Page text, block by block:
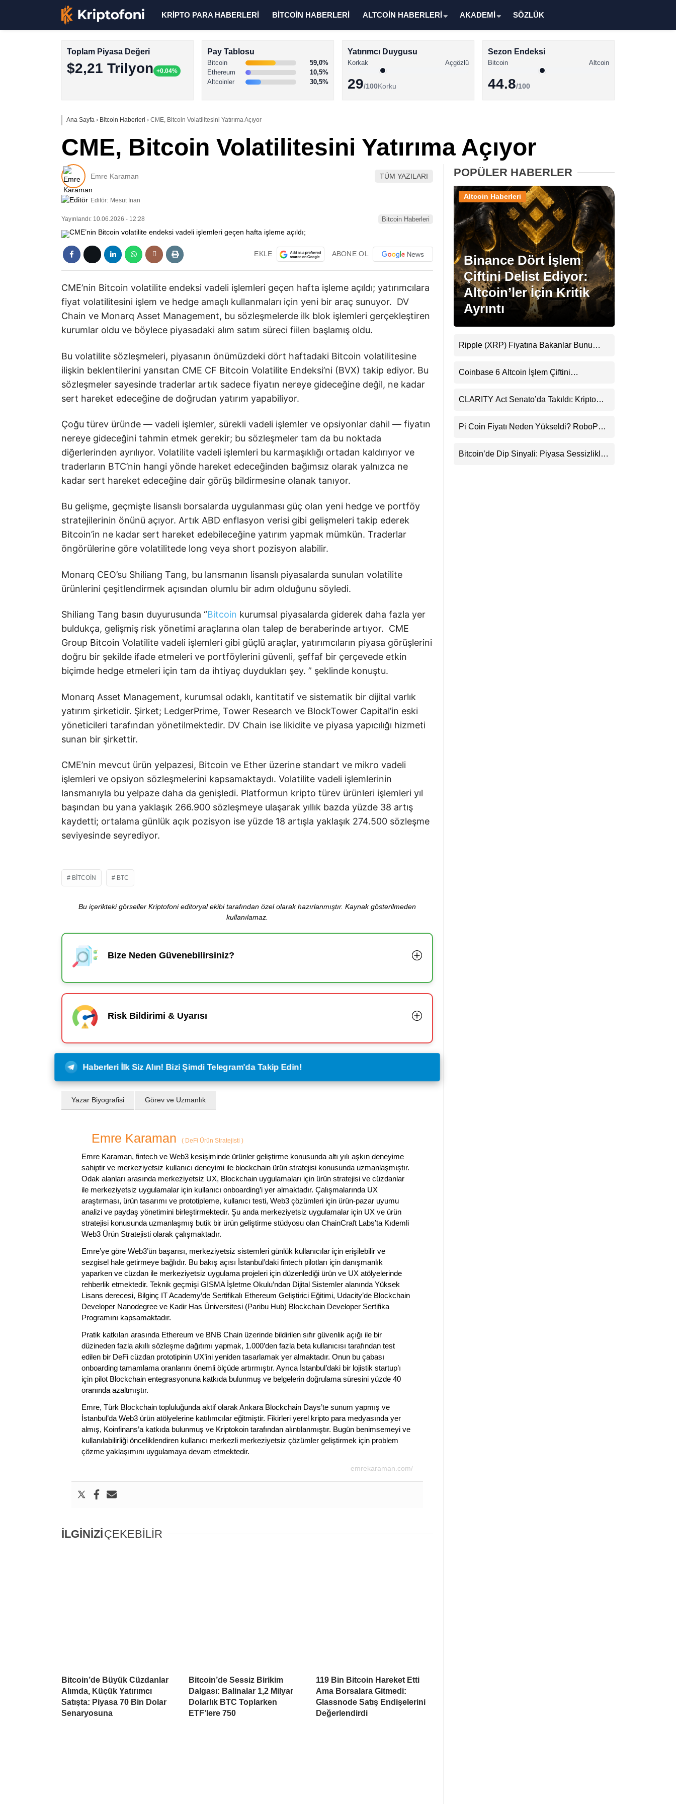
Solana Haberleri
XRP Haberleri
Memecoin Haberleri
Stablecoin Haberleri
Facebook
Instagram
TikTok
KRİPTO PARA HABERLERİ BİTCOİN HABERLERİ ALTCOİN HABERLERİ AKADEMİ SÖZLÜK
Toplam Piyasa Değeri
$2,21 Trilyon +0.04%
Pay Tablosu
Bitcoin
59,0%
Ethereum
10,5%
Altcoinler
30,5%
Yatırımcı Duygusu
Korkak Açgözlü
29/100Korku
Sezon Endeksi
Bitcoin Altcoin
44.8/100
Ana Sayfa › Bitcoin Haberleri › CME, Bitcoin Volatilitesini Yatırıma Açıyor
CME, Bitcoin Volatilitesini Yatırıma Açıyor
Emre Karaman TÜM YAZILARI
Editör: Mesut İnan
Yayınlandı: 10.06.2026 - 12:28 Bitcoin Haberleri
EKLE ABONE OL
CME’nin Bitcoin volatilite endeksi vadeli işlemleri geçen hafta işleme açıldı; yatırımcılara
fiyat volatilitesini işlem ve hedge amaçlı kullanmaları için yeni bir araç sunuyor. DV
Chain ve Monarq Asset Management, bu sözleşmelerde ilk blok işlemleri gerçekleştiren
kurumlar oldu ve böylece piyasadaki alım satım süreci fiilen başlamış oldu.
Bu volatilite sözleşmeleri, piyasanın önümüzdeki dört haftadaki Bitcoin volatilitesine
ilişkin beklentilerini yansıtan CME CF Bitcoin Volatilite Endeksi’ni (BVX) takip ediyor. Bu
sözleşmeler sayesinde traderlar artık sadece fiyatın nereye gideceğine değil, ne kadar
sert hareket edeceğine de doğrudan yatırım yapabiliyor.
Çoğu türev üründe — vadeli işlemler, sürekli vadeli işlemler ve opsiyonlar dahil — fiyatın
nereye gideceğini tahmin etmek gerekir; bu sözleşmeler tam da bu noktada
diğerlerinden ayrılıyor. Volatilite vadeli işlemleri bu karmaşıklığı ortadan kaldırıyor ve
traderların BTC’nin hangi yönde hareket edeceğinden bağımsız olarak yalnızca ne
kadar sert hareket edeceğine dair görüş bildirmesine olanak tanıyor.
Bu gelişme, geçmişte lisanslı borsalarda uygulanması güç olan yeni hedge ve portföy
stratejilerinin önünü açıyor. Artık ABD enflasyon verisi gibi gelişmeleri takip ederek
Bitcoin’in ne kadar sert hareket edebileceğine yatırım yapmak mümkün. Traderlar
öngörülerine göre volatilitede long veya short pozisyon alabilir.
Monarq CEO’su Shiliang Tang, bu lansmanın lisanslı piyasalarda sunulan volatilite
ürünlerini çeşitlendirmek açısından olumlu bir adım olduğunu söyledi.
Shiliang Tang basın duyurusunda “Bitcoin kurumsal piyasalarda giderek daha fazla yer
buldukça, gelişmiş risk yönetimi araçlarına olan talep de beraberinde artıyor. CME
Group Bitcoin Volatilite vadeli işlemleri gibi güçlü araçlar, yatırımcıların piyasa görüşlerini
doğru bir şekilde ifade etmeleri ve portföylerini güvenli, şeffaf bir çerçevede etkin
biçimde hedge etmeleri için tam da ihtiyaç duydukları şey. ” şeklinde konuştu.
Monarq Asset Management, kurumsal odaklı, kantitatif ve sistematik bir dijital varlık
yatırım şirketidir. Şirket; LedgerPrime, Tower Research ve BlockTower Capital’in eski
yöneticileri tarafından yönetilmektedir. DV Chain ise likidite ve piyasa yapıcılığı hizmeti
sunan bir şirkettir.
CME’nin mevcut ürün yelpazesi, Bitcoin ve Ether üzerine standart ve mikro vadeli
işlemleri ve opsiyon sözleşmelerini kapsamaktaydı. Volatilite vadeli işlemlerinin
lansmanıyla bu yelpaze daha da genişledi. Platformun kripto türev ürünleri işlemleri yıl
başından bu yana yaklaşık 266.900 sözleşmeye ulaşarak yıllık bazda yüzde 38 artış
kaydetti; ortalama günlük açık pozisyon ise yüzde 18 artışla yaklaşık 274.500 sözleşme
seviyesinde seyrediyor.
BITCOIN BTC
Bu içerikteki görseller Kriptofoni editoryal ekibi tarafından özel olarak hazırlanmıştır. Kaynak gösterilmeden
kullanılamaz.
Bize Neden Güvenebilirsiniz?
Risk Bildirimi & Uyarısı
Haberleri İlk Siz Alın! Bizi Şimdi Telegram'da Takip Edin!
Yazar Biyografisi Görev ve Uzmanlık
Emre Karaman ( DeFi Ürün Stratejisti )
Emre Karaman, fintech ve Web3 kesişiminde ürünler geliştirme konusunda altı yılı aşkın deneyime
sahiptir ve merkeziyetsiz kullanıcı deneyimi ile blockchain ürün stratejisi konusunda uzmanlaşmıştır.
Odak alanları arasında merkeziyetsiz UX, Blockchain uygulamaları için ürün stratejisi ve cüzdanlar
ile merkeziyetsiz uygulamalar için kullanıcı onboarding’i yer almaktadır. Çalışmalarında UX
araştırması, ürün tasarımı ve prototipleme, kullanıcı testi, Web3 çözümleri için ürün-pazar uyumu
analizi ve paydaş yönetimini birleştirmektedir. Şu anda merkeziyetsiz uygulamalar için UX ve ürün
stratejisi konusunda uzmanlaşmış butik bir ürün geliştirme stüdyosu olan ChainCraft Labs’ta Kıdemli
Web3 Ürün Stratejisti olarak çalışmaktadır.
Emre’ye göre Web3’ün başarısı, merkeziyetsiz sistemleri günlük kullanıcılar için erişilebilir ve
sezgisel hale getirmeye bağlıdır. Bu bakış açısı İstanbul’daki fintech pilotları için danışmanlık
yaparken ve cüzdan ile merkeziyetsiz uygulama projeleri için düzenlediği ürün ve UX atölyelerinde
rehberlik etmektedir. Teknik geçmişi GISMA İşletme Okulu’ndan Dijital Sistemler alanında Yüksek
Lisans derecesi, Bilginç IT Academy’de Sertifikalı Ethereum Geliştirici Eğitimi, Udacity’de Blockchain
Developer Nanodegree ve Kadir Has Üniversitesi (Paribu Hub) Blockchain Developer Sertifika
Programını kapsamaktadır.
Pratik katkıları arasında Ethereum ve BNB Chain üzerinde bildirilen sıfır güvenlik açığı ile bir
düzineden fazla akıllı sözleşme dağıtımı yapmak, 1.000’den fazla beta kullanıcısı tarafından test
edilen bir DeFi cüzdan prototipinin UX’ini yeniden tasarlamak yer almaktadır. Onun bu çabası
onboarding tamamlama oranlarını önemli ölçüde artırmıştır. Ayrıca İstanbul’daki bir lojistik startup’ı
için pilot Blockchain entegrasyonuna katkıda bulunmuş ve belgelerin doğrulama süresini yüzde 40
oranında azaltmıştır.
Emre, Türk Blockchain topluluğunda aktif olarak Ankara Blockchain Days’te sunum yapmış ve
İstanbul’da Web3 ürün atölyelerine katılımcılar eğitmiştir. Fikirleri yerel kripto para medyasında yer
almış, Koinfinans’a katkıda bulunmuş ve Kriptokoin tarafından alıntılanmıştır. Bugün benimsemeyi ve
kullanılabilirliği önceliklendiren kullanıcı merkezli merkeziyetsiz çözümler geliştirmek için problem
çözme yaklaşımını uygulamaya devam etmektedir.
emrekaraman.com/
İLGİNİZİÇEKEBİLİR
Bitcoin’de Büyük Cüzdanlar
Alımda, Küçük Yatırımcı
Satışta: Piyasa 70 Bin Dolar
Senaryosuna
Bitcoin’de Sessiz Birikim
Dalgası: Balinalar 1,2 Milyar
Dolarlık BTC Toplarken
ETF’lere 750
119 Bin Bitcoin Hareket Etti
Ama Borsalara Gitmedi:
Glassnode Satış Endişelerini
Değerlendirdi
POPÜLER HABERLER
Binance Dört İşlem
Çiftini Delist Ediyor:
Altcoin’ler İçin Kritik
Ayrıntı
Altcoin Haberleri
Ripple (XRP) Fiyatına Bakanlar Bunu
Uyarı
Coinbase 6 Altcoin İşlem Çiftini
CLARITY Act Senato’da Takıldı: Kripto
Pi Coin Fiyatı Neden Yükseldi? RoboPay
Destekledi
Bitcoin’de Dip Sinyali: Piyasa Sessizlikle